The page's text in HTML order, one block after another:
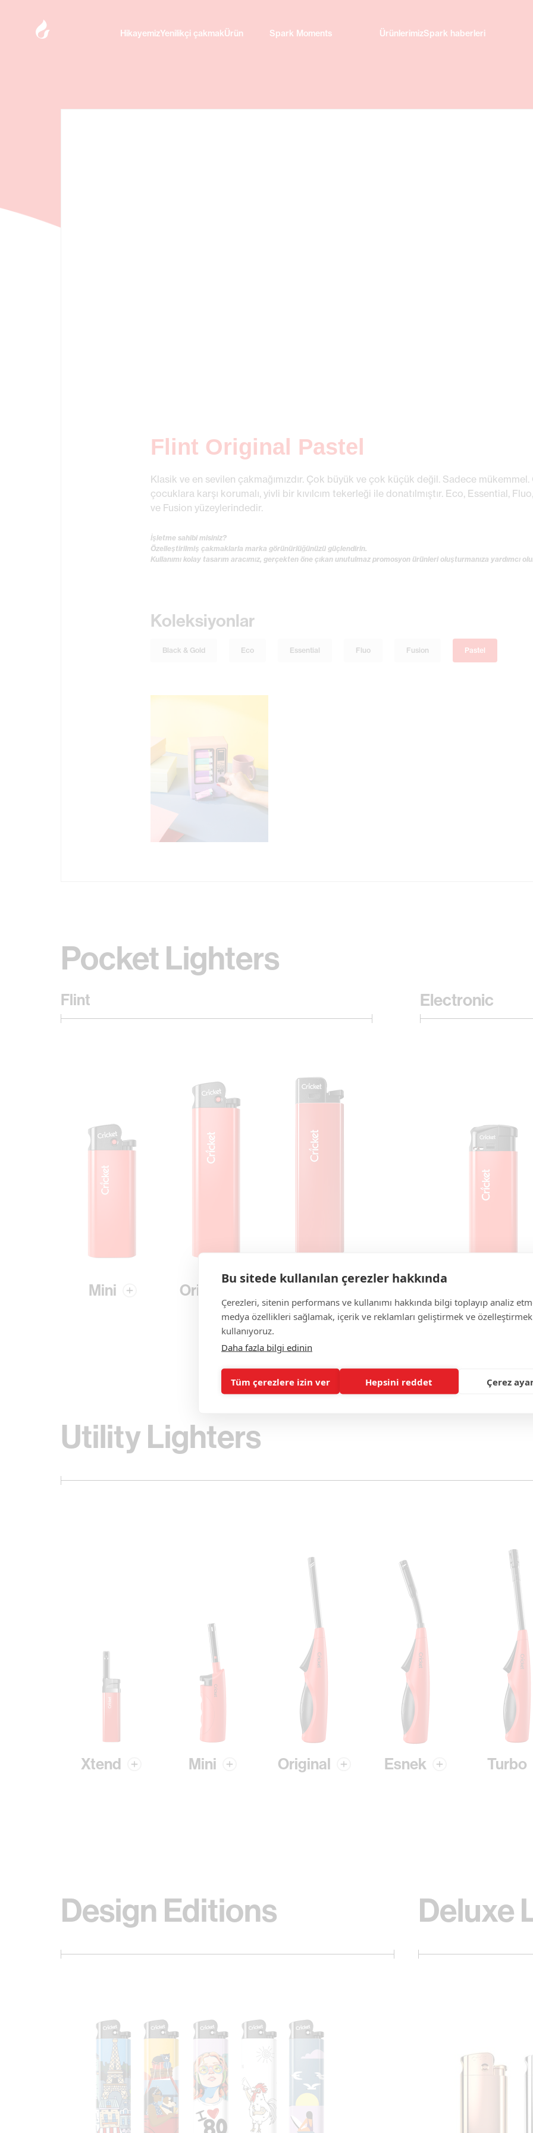
Bu sitede kullanılan çerezler hakkında
Çerezleri, sitenin performans ve kullanımı hakkında bilgi toplayıp analiz
medya özellikleri sağlamak, içerik ve reklamları geliştirmek ve
kullanıyoruz.
Daha fazla bilgi edinin
Tüm çerezlere izin ver Hepsini reddet Çerez
HikayemizYenilikçi çakmakÜrün Spark Moments ÜrünlerimizSpark haberleri
Flint Original Pastel
Klasik ve en sevilen çakmağımızdır. Çok büyük ve çok küçük değil. Sadece
çocuklara karşı korumalı, yivli bir kıvılcım tekerleği ile donatılmıştır. Eco, Essential,
ve Fusion yüzeylerindedir.
İşletme sahibi misiniz?
Özelleştirilmiş çakmaklarla marka görünürlüğünüzü güçlendirin.
Kullanımı kolay tasarım aracımız, gerçekten öne çıkan unutulmaz promosyon ürünleri oluşturmanıza yardımcı
Koleksiyonlar
Black & Gold Eco Essential Fluo Fusion Pastel
Pocket Lighters
Flint
Mini Original
Electronic
Utility Lighters
Xtend Mini Original Esnek Turbo
Design Editions Deluxe
HikayemizYenilikçi çakmakÜrün Spark Moments ÜrünlerimizSpark haberleri